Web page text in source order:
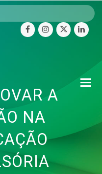
facebookinstagram
twitter
A
NA